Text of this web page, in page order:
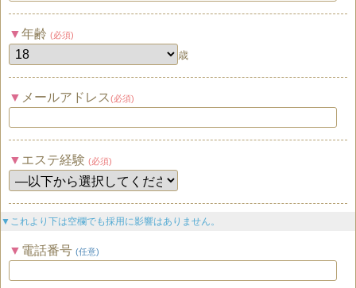
年齢 (必須)
歳
メールアドレス (必須)
エステ経験 (必須)
▼これより下は空欄でも採用に影響はありません。
電話番号 (任意)